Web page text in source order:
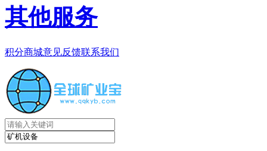
其他服务
积分商城意见反馈联系我们